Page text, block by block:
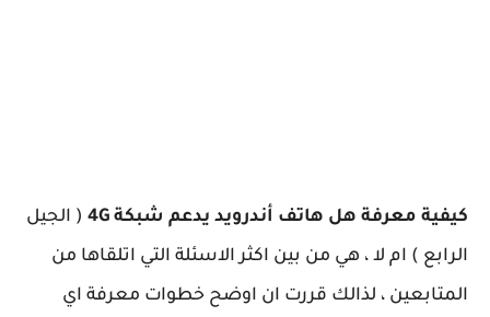
كيفية معرفة هل هاتف أندرويد يدعم شبكة 4G
( الجيل
الرابع ) ام لا ، هي من بين اكثر الاسئلة التي اتلقاها من
المتابعين ، لذالك قررت ان اوضح خطوات معرفة اي